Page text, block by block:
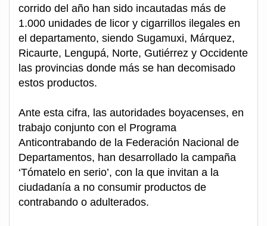
corrido del año han sido incautadas más de
1.000 unidades de licor y cigarrillos ilegales en
el departamento, siendo Sugamuxi, Márquez,
Ricaurte, Lengupá, Norte, Gutiérrez y Occidente
las provincias donde más se han decomisado
estos productos.
Ante esta cifra, las autoridades boyacenses, en
trabajo conjunto con el Programa
Anticontrabando de la Federación Nacional de
Departamentos, han desarrollado la campaña
‘Tómatelo en serio’, con la que invitan a la
ciudadanía a no consumir productos de
contrabando o adulterados.